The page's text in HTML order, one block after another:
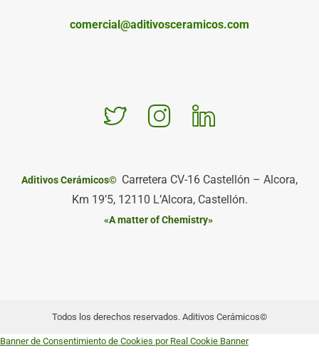
comercial@aditivosceramicos.com
Aditivos Cerámicos© Carretera CV-16 Castellón – Alcora,
Km 19’5, 12110 L’Alcora, Castellón.
«A matter of Chemistry»
Todos los derechos reservados. Aditivos Cerámicos©
Banner de Consentimiento de Cookies por Real Cookie Banner